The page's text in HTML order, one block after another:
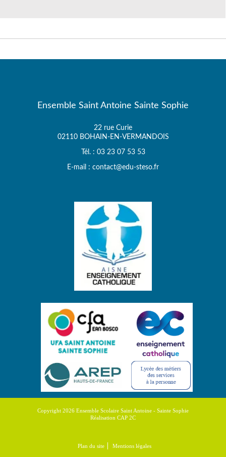
Ensemble Saint Antoine Sainte Sophie
22 rue Curie
02110 BOHAIN-EN-VERMANDOIS
Tél. : 03 23 07 53 53
E-mail : contact@edu-steso.fr
Copyright 2026 Ensemble Scolaire Saint Antoine - Sainte Sophie
Réalisation CAP 2C
Plan du site Mentions légales